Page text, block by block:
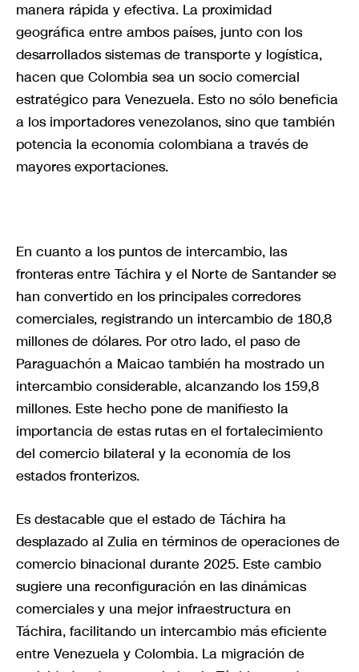
manera rápida y efectiva. La proximidad
geográfica entre ambos países, junto con los
desarrollados sistemas de transporte y logística,
hacen que Colombia sea un socio comercial
estratégico para Venezuela. Esto no sólo beneficia
a los importadores venezolanos, sino que también
potencia la economía colombiana a través de
mayores exportaciones.
En cuanto a los puntos de intercambio, las
fronteras entre Táchira y el Norte de Santander se
han convertido en los principales corredores
comerciales, registrando un intercambio de 180,8
millones de dólares. Por otro lado, el paso de
Paraguachón a Maicao también ha mostrado un
intercambio considerable, alcanzando los 159,8
millones. Este hecho pone de manifiesto la
importancia de estas rutas en el fortalecimiento
del comercio bilateral y la economía de los
estados fronterizos.
Es destacable que el estado de Táchira ha
desplazado al Zulia en términos de operaciones de
comercio binacional durante 2025. Este cambio
sugiere una reconfiguración en las dinámicas
comerciales y una mejor infraestructura en
Táchira, facilitando un intercambio más eficiente
entre Venezuela y Colombia. La migración de